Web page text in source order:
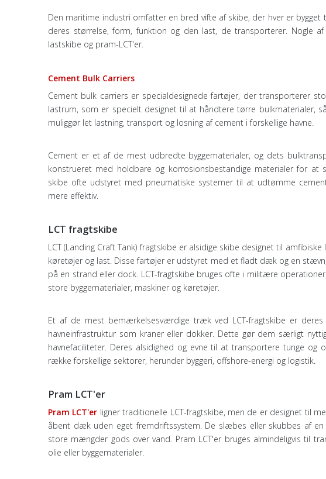
Den maritime industri omfatter en bred vifte af skibe, der hver er
deres størrelse, form, funktion og den last, de transporterer. Nogle
lastskibe og pram-LCT'er.
Cement Bulk Carriers
Cement bulk carriers er specialdesignede fartøjer, der transporterer
lastrum, som er specielt designet til at håndtere tørre bulkmaterialer,
muliggør let lastning, transport og losning af cement i forskellige havne.
Cement er et af de mest udbredte byggematerialer, og dets
konstrueret med holdbare og korrosionsbestandige materialer for at
skibe ofte udstyret med pneumatiske systemer til at udtømme
mere effektiv.
LCT fragtskibe
LCT (Landing Craft Tank) fragtskibe er alsidige skibe designet til
køretøjer og last. Disse fartøjer er udstyret med et fladt dæk og en
på en strand eller dock. LCT-fragtskibe bruges ofte i militære
store byggematerialer, maskiner og køretøjer.
Et af de mest bemærkelsesværdige træk ved LCT-fragtskibe er
havneinfrastruktur som kraner eller dokker. Dette gør dem særligt
havnefaciliteter. Deres alsidighed og evne til at transportere tunge og
række forskellige sektorer, herunder byggeri, offshore-energi og logistik.
Pram LCT'er
Pram LCT'er ligner traditionelle LCT-fragtskibe, men de er designet til
åbent dæk uden eget fremdriftssystem. De slæbes eller skubbes af
store mængder gods over vand. Pram LCT'er bruges almindeligvis til
olie eller byggematerialer.